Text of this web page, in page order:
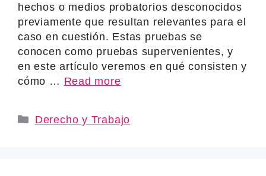
hechos o medios probatorios desconocidos
previamente que resultan relevantes para el
caso en cuestión. Estas pruebas se
conocen como pruebas supervenientes, y
en este artículo veremos en qué consisten y
cómo … Read more
Categories
Derecho y Trabajo